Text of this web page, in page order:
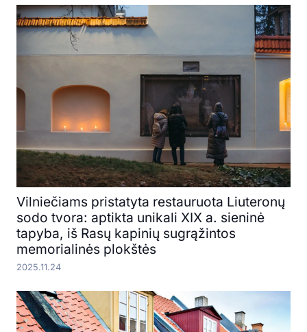
Vilniečiams pristatyta restauruota Liuteronų
sodo tvora: aptikta unikali XIX a. sieninė
tapyba, iš Rasų kapinių sugrąžintos
memorialinės plokštės
2025.11.24